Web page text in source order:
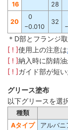
16
28
20
0
−0.010
32
＊D部とフランジ
[ ! ]使用上の注意は
[ ! ]納入時に防錆油
[ ! ]ガイド部が短
グリース塗布
以下グリースを選
種類
Aタイプ
アルバニ